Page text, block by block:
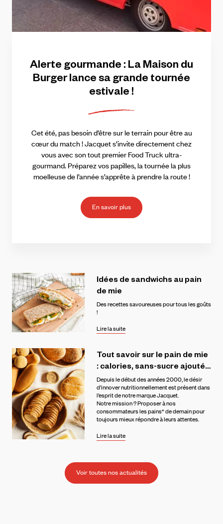
Alerte gourmande : LaMaison du
Burgerlancesagrande tournée
estivale !
Cet été, pas besoin d’être sur le terrain pour être au
cœur du match ! Jacquet s’invite directement chez
vous avec son tout premier Food Truck ultra-
gourmand. Préparez vos papilles, la tournée la plus
moelleuse de l’année s’apprête à prendre la route !
En savoir plus
Idéesde sandwichsaupain
de mie
Des recettes savoureuses pour tous les goûts
!
Lire la suite
Tout savoirsurle pain de mie
:calories,sans-sucre ajouté…
Depuis le début des années 2000, le désir
d’innover nutritionnellement est présent dans
l’esprit de notre marque Jacquet.
Notre mission ? Proposer à nos
consommateurs les pains* de demain pour
toujours mieux répondre à leurs attentes.
Lire la suite
Voir toutes nos actualités